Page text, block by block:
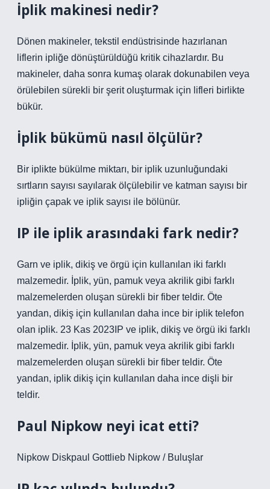
İplik makinesi nedir?
Dönen makineler, tekstil endüstrisinde hazırlanan
liflerin ipliğe dönüştürüldüğü kritik cihazlardır. Bu
makineler, daha sonra kumaş olarak dokunabilen veya
örülebilen sürekli bir şerit oluşturmak için lifleri birlikte
bükür.
İplik bükümü nasıl ölçülür?
Bir iplikte bükülme miktarı, bir iplik uzunluğundaki
sırtların sayısı sayılarak ölçülebilir ve katman sayısı bir
ipliğin çapak ve iplik sayısı ile bölünür.
IP ile iplik arasındaki fark nedir?
Garn ve iplik, dikiş ve örgü için kullanılan iki farklı
malzemedir. İplik, yün, pamuk veya akrilik gibi farklı
malzemelerden oluşan sürekli bir fiber teldir. Öte
yandan, dikiş için kullanılan daha ince bir iplik telefon
olan iplik. 23 Kas 2023IP ve iplik, dikiş ve örgü iki farklı
malzemedir. İplik, yün, pamuk veya akrilik gibi farklı
malzemelerden oluşan sürekli bir fiber teldir. Öte
yandan, iplik dikiş için kullanılan daha ince dişli bir
teldir.
Paul Nipkow neyi icat etti?
Nipkow Diskpaul Gottlieb Nipkow / Buluşlar